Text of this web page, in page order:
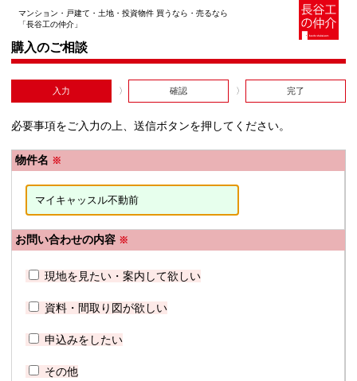
マンション・戸建て・土地・投資物件 買うなら・売るなら
「長谷工の仲介」
購入のご相談
入力 確認 完了
必要事項をご入力の上、送信ボタンを押してください。
物件名 ※
お問い合わせの内容 ※
現地を見たい・案内して欲しい
資料・間取り図が欲しい
申込みをしたい
その他